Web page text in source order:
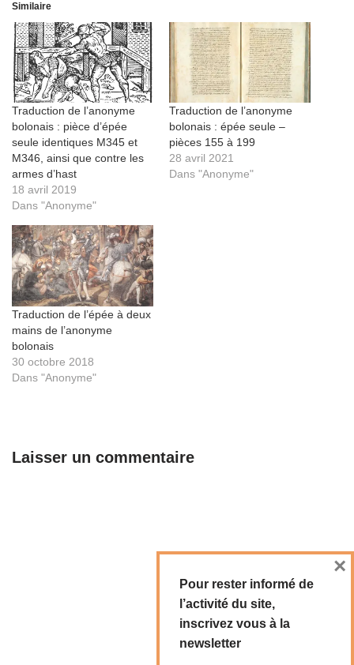
Similaire
Traduction de l’anonyme
bolonais : pièce d’épée
seule identiques M345 et
M346, ainsi que contre les
armes d’hast
18 avril 2019
Dans "Anonyme"
Traduction de l’anonyme
bolonais : épée seule –
pièces 155 à 199
28 avril 2021
Dans "Anonyme"
Traduction de l’épée à deux
mains de l’anonyme
bolonais
30 octobre 2018
Dans "Anonyme"
Laisser un commentaire
Pour rester informé de
l’activité du site,
inscrivez vous à la
newsletter
×